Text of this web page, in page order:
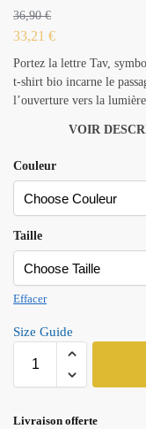
36,90€
33,21 €
Portez la lettre Tav,
t-shirt bio incarne le
l’ouverture vers la
VOIR
Couleur
Taille
Effacer
Size Guide
Livraison offerte